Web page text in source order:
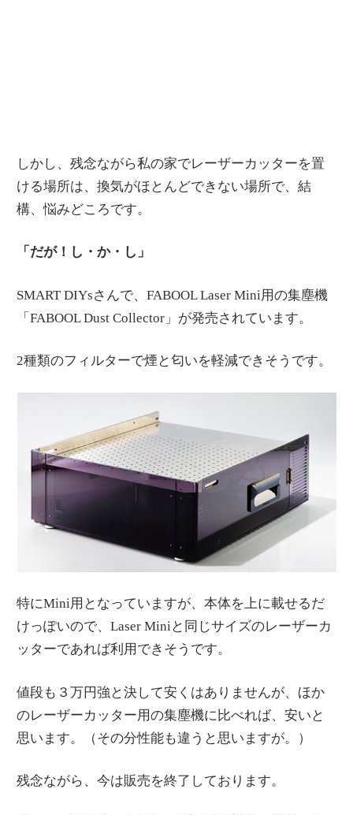
しかし、残念ながら私の家でレーザーカッターを置
ける場所は、換気がほとんどできない場所で、結
構、悩みどころです。
「だが！し・か・し」
SMART DIYsさんで、FABOOL Laser Mini用の集塵機
「FABOOL Dust Collector」が発売されています。
2種類のフィルターで煙と匂いを軽減できそうです。
特にMini用となっていますが、本体を上に載せるだ
けっぽいので、Laser Miniと同じサイズのレーザーカ
ッターであれば利用できそうです。
値段も３万円強と決して安くはありませんが、ほか
のレーザーカッター用の集塵機に比べれば、安いと
思います。（その分性能も違うと思いますが。）
残念ながら、今は販売を終了しております。